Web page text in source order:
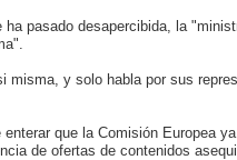
pasado desapercibida, la
misma, y solo habla por sus
que la Comisión Europea
de ofertas de contenidos